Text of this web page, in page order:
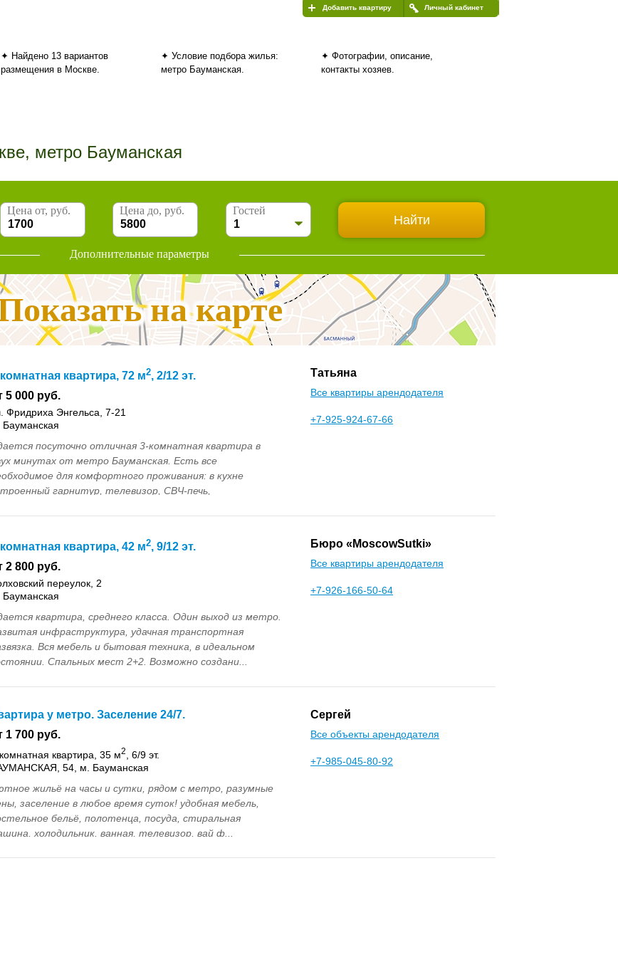
Личный кабинет
Добавить квартиру
✦ Найдено 13 вариантов
размещения в Москве.
✦ Условие подбора жилья:
метро Бауманская.
✦ Фотографии, описание,
контакты хозяев.
метро Бауманская
Цена от, руб. Цена до, руб. Гостей
Дополнительные параметры
на карте
квартира, 72 м2, 2/12 эт.
5 000 руб.
Фридриха Энгельса, 7-21
Бауманская
посуточно отличная 3-комнатная квартира в
минутах от метро Бауманская. Есть все
для комфортного проживания: в кухне
гарнитур, телевизор, СВЧ-печь,
Татьяна
Все квартиры арендодателя
+7-925-924-67-66
квартира, 42 м2, 9/12 эт.
2 800 руб.
переулок, 2
Бауманская
квартира, среднего класса. Один выход из метро.
инфраструктура, удачная транспортная
Вся мебель и бытовая техника, в идеальном
Спальных мест 2+2. Возможно создани...
Бюро «MoscowSutki»
Все квартиры арендодателя
+7-926-166-50-64
у метро. Заселение 24/7.
1 700 руб.
квартира, 35 м2
, 6/9 эт.
54, м. Бауманская
жильё на часы и сутки, рядом с метро, разумные
заселение в любое время суток! удобная мебель,
бельё, полотенца, посуда, стиральная
холодильник, ванная, телевизор, вай ф...
Сергей
Все объекты арендодателя
+7-985-045-80-92